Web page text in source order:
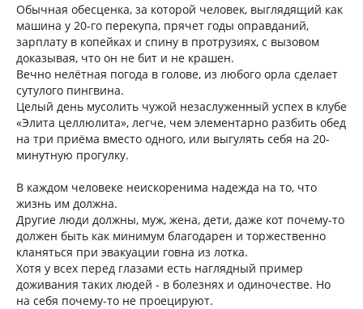
Обычная обесценка, за которой человек, выглядящий как
машина у 20-го перекупа, прячет годы оправданий,
зарплату в копейках и спину в протрузиях, с вызовом
доказывая, что он не бит и не крашен.
Вечно нелётная погода в голове, из любого орла сделает
сутулого пингвина.
Целый день мусолить чужой незаслуженный успех в клубе
«Элита целлюлита», легче, чем элементарно разбить обед
на три приёма вместо одного, или выгулять себя на 20-
минутную прогулку.
В каждом человеке неискоренима надежда на то, что
жизнь им должна.
Другие люди должны, муж, жена, дети, даже кот почему-то
должен быть как минимум благодарен и торжественно
кланяться при эвакуации говна из лотка.
Хотя у всех перед глазами есть наглядный пример
доживания таких людей - в болезнях и одиночестве. Но
на себя почему-то не проецируют.